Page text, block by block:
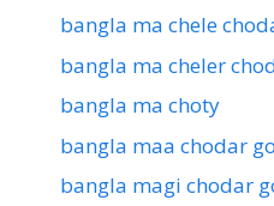
bangla ma chele
bangla ma cheler
bangla ma choty
bangla maa chodar
bangla magi chodar